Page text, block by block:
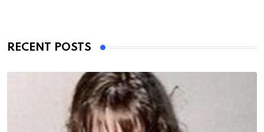
RECENT POSTS